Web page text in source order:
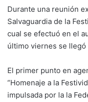
Durante una reunión
Salvaguardia de la
cual se efectuó en el
último viernes se
El primer punto en
“Homenaje a la
impulsada por la la